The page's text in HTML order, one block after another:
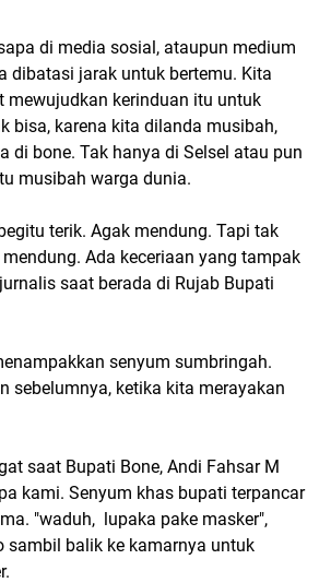
di media sosial, ataupun medium
dibatasi jarak untuk bertemu. Kita
mewujudkan kerinduan itu untuk
bisa, karena kita dilanda musibah,
di bone. Tak hanya di Selsel atau pun
musibah warga dunia.
terik. Agak mendung. Tapi tak
Ada keceriaan yang tampak
saat berada di Rujab Bupati
senyum sumbringah.
sebelumnya, ketika kita merayakan
saat Bupati Bone, Andi Fahsar M
kami. Senyum khas bupati terpancar
"waduh, lupaka pake masker",
sambil balik ke kamarnya untuk